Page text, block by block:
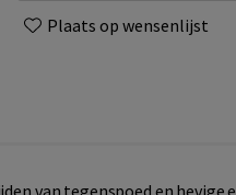
Plaats op wensenlijst
van tegenspoed en